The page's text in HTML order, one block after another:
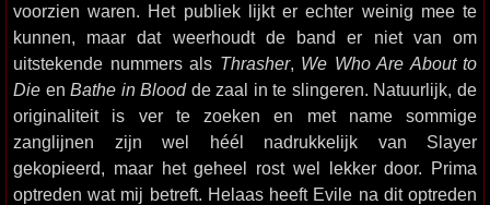
voorzien waren. Het publiek lijkt er echter weinig mee te
kunnen, maar dat weerhoudt de band er niet van om
uitstekende nummers als Thrasher, We Who Are About to
Die enBathe in Bloodde zaal in te slingeren. Natuurlijk, de
originaliteit is ver te zoeken en met name sommige
zanglijnen zijn wel héél nadrukkelijk van Slayer
gekopieerd, maar het geheel rost wel lekker door. Prima
optreden wat mij betreft. Helaas heeft Evile na dit optreden